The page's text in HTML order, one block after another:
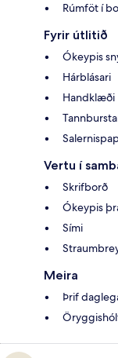
Rúmföt í
Fyrir útlitið
Ókeypis
Hárblásari
Handklæði
Vertu í
Skrifborð
Ókeypis
Sími
Meira
Þrif